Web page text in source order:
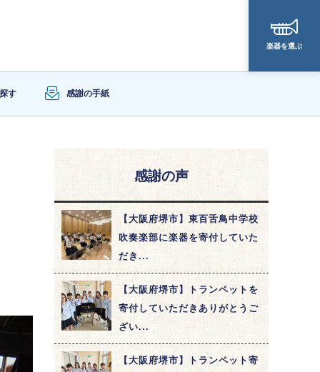
楽器を選ぶ
す 感謝の手紙
感謝の声
【大阪府堺市】東百舌鳥中学校
吹奏楽部に楽器を寄付していた
だき...
【大阪府堺市】トランペットを
寄付していただきありがとうご
ざい...
【大阪府堺市】トランペット寄